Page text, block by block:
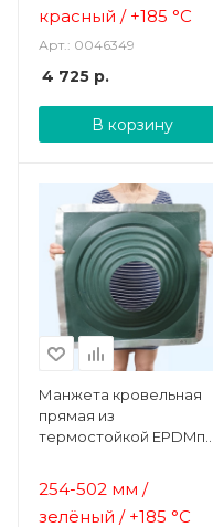
красный / +185 °C
Арт.: 0046349
4 725 р.
В корзину
Манжета кровельная
прямая из
термостойкой EPDMп
254-502 мм /
зелёный / +185 °C